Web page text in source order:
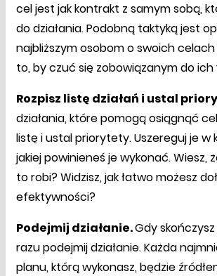
cel jest jak kontrakt z samym sobą,
do działania. Podobną taktyką jest
najbliższym osobom o swoich
to, by czuć się zobowiązanym do ich
Rozpisz listę działań i ustal
działania, które pomogą osiągnąć
listę i ustal priorytety. Uszereguj je w
jakiej powinieneś je wykonać. Wiesz,
to robi? Widzisz, jak łatwo możesz
efektywności?
Podejmij działanie.Gdy
razu podejmij działanie. Każda
planu, którą wykonasz, będzie